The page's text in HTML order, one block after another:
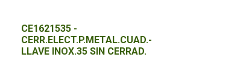
CE1621535 -
CERR.ELECT.P.METAL.CUAD.-
LLAVE INOX.35 SIN CERRAD.